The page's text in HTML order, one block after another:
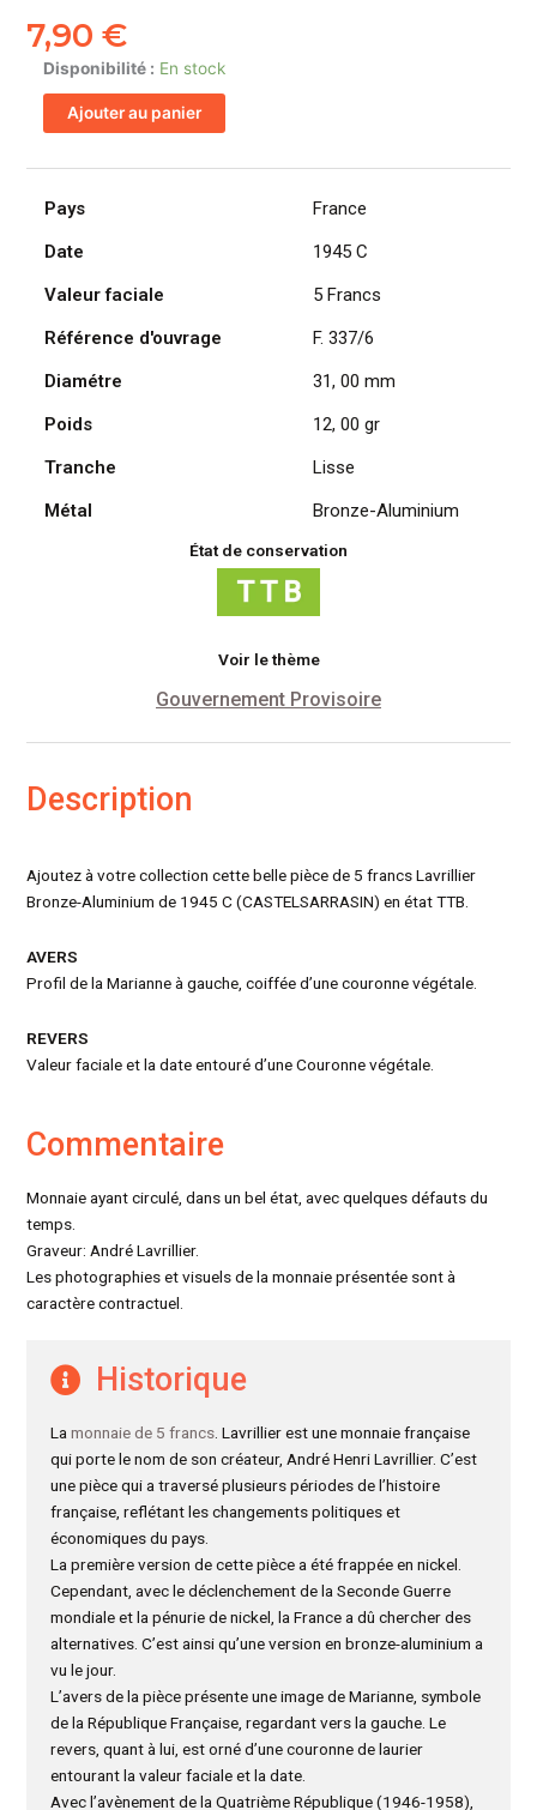
7,90€
Disponibilité : En stock
quantité
de
FRANCE,
de
1945
Lavrillier
Bronze-
Ajouter au panier
Pays
France
Date
1945 C
Valeur faciale
5 Francs
Référence d'ouvrage
F. 337/6
Diamétre
31, 00 mm
Poids
12, 00 gr
Tranche
Lisse
Métal
Bronze-Aluminium
État de conservation
Voir le thème
Gouvernement Provisoire
Description
Ajoutez à votre collection cette belle pièce de 5 francs Lavrillier
Bronze-Aluminium de 1945 C (CASTELSARRASIN) en état TTB.
AVERS
Profil de la Marianne à gauche, coiffée d’une couronne végétale.
REVERS
Valeur faciale et la date entouré d’une Couronne végétale.
Commentaire
Monnaie ayant circulé, dans un bel état, avec quelques défauts du
temps.
Graveur: André Lavrillier.
Les photographies et visuels de la monnaie présentée sont à
caractère contractuel.
Historique
Lamonnaie de 5 francs . Lavrillier est une monnaie française
qui porte le nom de son créateur, André Henri Lavrillier. C’est
une pièce qui a traversé plusieurs périodes de l’histoire
française, reflétant les changements politiques et
économiques du pays.
La première version de cette pièce a été frappée en nickel.
Cependant, avec le déclenchement de la Seconde Guerre
mondiale et la pénurie de nickel, la France a dû chercher des
alternatives. C’est ainsi qu’une version en bronze-aluminium a
vu le jour.
L’avers de la pièce présente une image de Marianne, symbole
de la République Française, regardant vers la gauche. Le
revers, quant à lui, est orné d’une couronne de laurier
entourant la valeur faciale et la date.
Avec l’avènement de la Quatrième République (1946-1958),